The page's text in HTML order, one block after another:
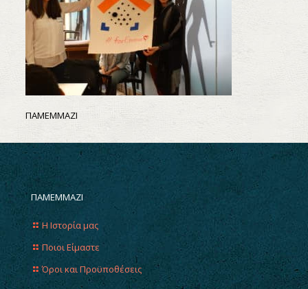
ΠΑΜΕΜΜΑΖΙ
ΠΑΜΕΜΜΑΖΙ
Η Ιστορία μας
Ποιοι Είμαστε
Όροι και Προϋποθέσεις